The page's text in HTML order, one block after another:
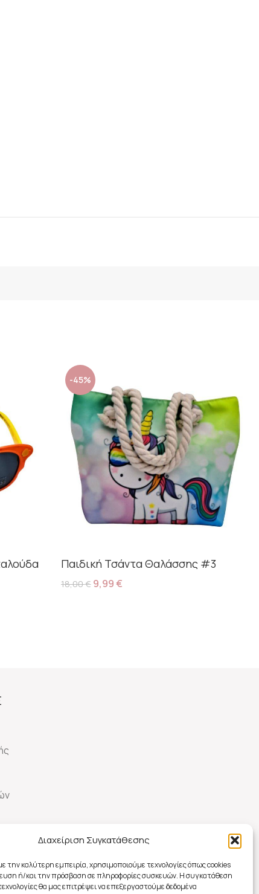
Διαχείριση Συγκατάθεσης
την καλύτερη εμπειρία, χρησιμοποιούμε τεχνολογίες όπως cookies
ή/και την πρόσβαση σε πληροφορίες συσκευών. Η συγκατάθεση
θα μας επιτρέψει να επεξεργαστούμε δεδομένα
-45%
Παιδική Τσάντα Θαλάσσης #3
18,00€ 9,99€